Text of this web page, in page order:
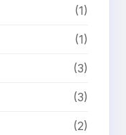
(1)
(1)
(3)
(3)
(2)